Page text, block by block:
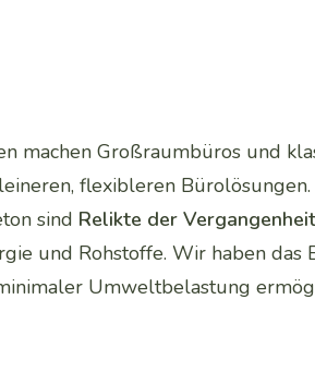
machen Großraumbüros und
flexibleren
sind Relikte der Vergangenheit
und Rohstoffe. Wir haben das
Umweltbelastung